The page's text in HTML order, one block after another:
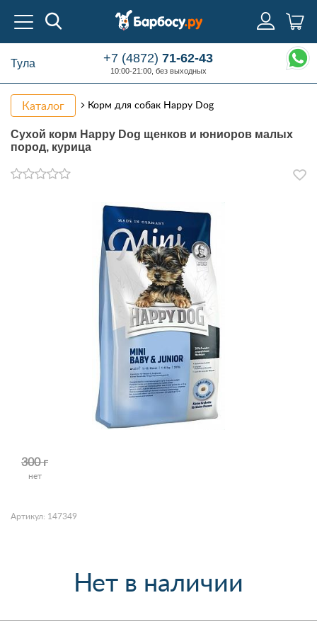
Тула +7 (4872)71-62-43
10:00-21:00, без выходных
Каталог Корм для собак Happy Dog
Сухой корм Happy Dog щенков и юниоров малых
пород, курица
300 г
нет
Артикул: 147349
Нет в наличии